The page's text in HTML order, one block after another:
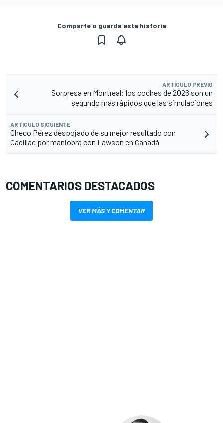
Comparte o guarda esta historia
ARTÍCULO PREVIO
Sorpresa en Montreal: los coches de 2026 son un
segundo más rápidos que las simulaciones
ARTÍCULO SIGUIENTE
Checo Pérez despojado de su mejor resultado con
Cadillac por maniobra con Lawson en Canadá
COMENTARIOS DESTACADOS
VER MÁS Y COMENTAR